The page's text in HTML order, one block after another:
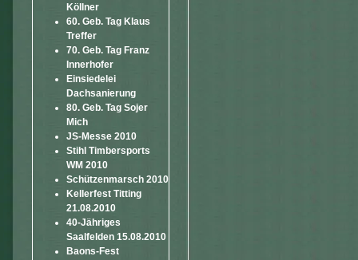
Köllner
60. Geb. Tag Klaus
Treffer
70. Geb. Tag Franz
Innerhofer
Einsiedelei
Dachsanierung
80. Geb. Tag Sojer
Mich
JS-Messe 2010
Stihl Timbersports
WM 2010
Schützenmarsch 2010
Kellerfest Titting
21.08.2010
40-Jähriges
Saalfelden 15.08.2010
Baons-Fest